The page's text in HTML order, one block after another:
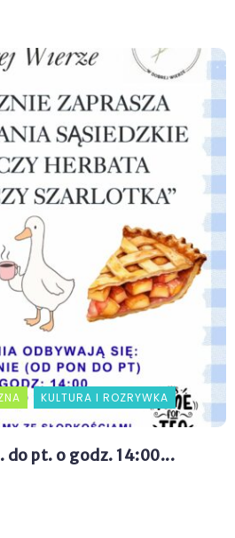
KULTURA I ROZRYWKA
do pt. o godz. 14:00...